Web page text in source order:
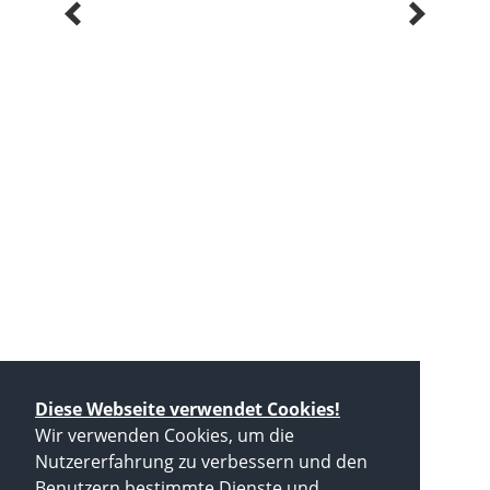
Diese Webseite verwendet Cookies!
Wir verwenden Cookies, um die
Nutzererfahrung zu verbessern und den
Live Stream